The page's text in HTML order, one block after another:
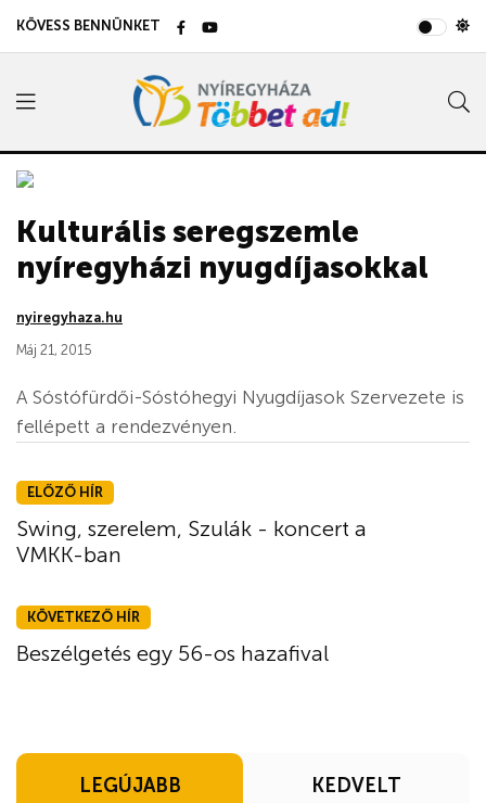
KÖVESS BENNÜNKET
Kulturális seregszemle
nyíregyházi nyugdíjasokkal
nyiregyhaza.hu
Máj 21, 2015
A Sóstófürdői-Sóstóhegyi Nyugdíjasok Szervezete is
fellépett a rendezvényen.
ELŐZŐ HÍR
Swing, szerelem, Szulák - koncert a
VMKK-ban
KÖVETKEZŐ HÍR
Beszélgetés egy 56-os hazafival
LEGÚJABB KEDVELT